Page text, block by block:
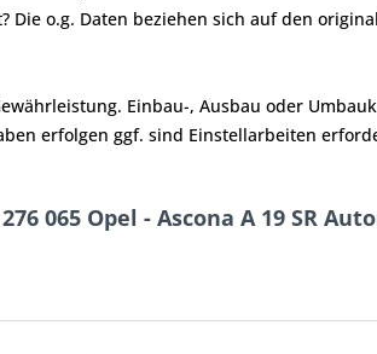
o.g. Daten beziehen sich auf den
Einbau-, Ausbau oder
erfolgen ggf. sind Einstellarbeiten
065 Opel - Ascona A 19 SR